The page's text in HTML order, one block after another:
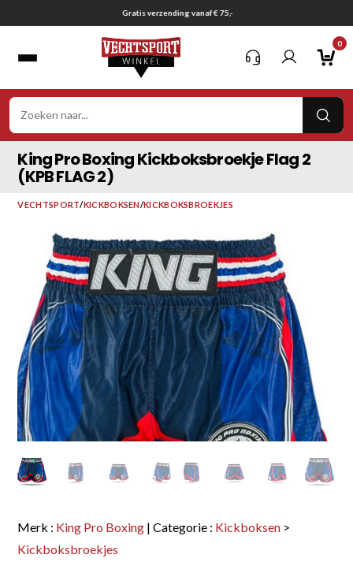
naar
Gratis verzending vanaf € 75,-
0
King Pro Boxing Kickboksbroekje Flag 2
(KPB FLAG 2)
VECHTSPORT/KICKBOKSEN/KICKBOKSBROEKJES
Merk : King Pro Boxing | Categorie : Kickboksen >
Kickboksbroekjes